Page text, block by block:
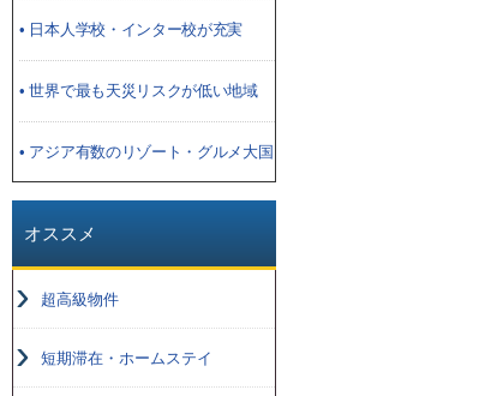
• 日本人学校・インター校が充実
• 世界で最も天災リスクが低い地域
• アジア有数のリゾート・グルメ大国
オススメ
超高級物件
短期滞在・ホームステイ